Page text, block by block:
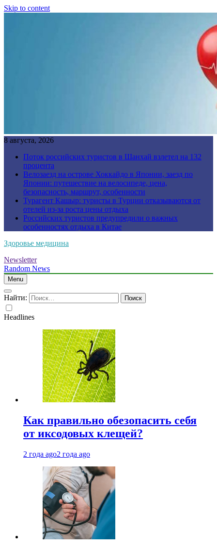
Skip to content
8 августа, 2026
Поток российских туристов в Шанхай взлетел на 132
процента
Велозаезд на острове Хоккайдо в Японии, заезд по
Японии: путешествие на велосипеде, цена,
безопасность, маршрут, особенности
Турагент Кашыр: туристы в Турции отказываются от
отелей из-за роста цены отдыха
Российских туристов предупредили о важных
особенностях отдыха в Китае
Здоровье медицина
Newsletter
Random News
Menu
Найти:
Headlines
Как правильно обезопасить себя
от иксодовых клещей?
2 года ago2 года ago